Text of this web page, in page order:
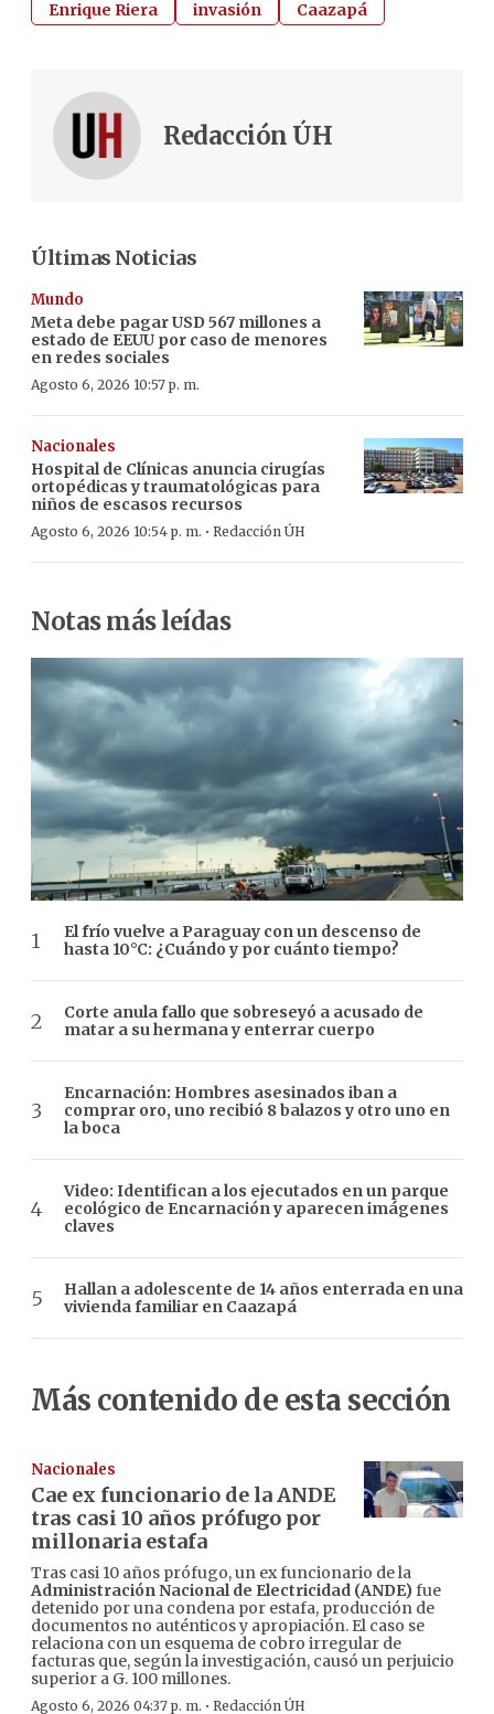
Enrique Riera invasión Caazapá
Redacción ÚH
Últimas Noticias
Mundo
Meta debe pagar USD 567 millones a
estado de EEUU por caso de menores
en redes sociales
Agosto 6, 2026 10:57 p. m.
Nacionales
Hospital de Clínicas anuncia cirugías
ortopédicas y traumatológicas para
niños de escasos recursos
Agosto 6, 2026 10:54 p. m. · Redacción ÚH
Notas más leídas
El frío vuelve a Paraguay con un descenso de
hasta 10°C: ¿Cuándo y por cuánto tiempo?
Corte anula fallo que sobreseyó a acusado de
matar a su hermana y enterrar cuerpo
Encarnación: Hombres asesinados iban a
comprar oro, uno recibió 8 balazos y otro uno en
la boca
Video: Identifican a los ejecutados en un parque
ecológico de Encarnación y aparecen imágenes
claves
Hallan a adolescente de 14 años enterrada en una
vivienda familiar en Caazapá
Más contenido de esta sección
Nacionales
Cae ex funcionario de la ANDE
tras casi 10 años prófugo por
millonaria estafa
Tras casi 10 años prófugo, un ex funcionario de la
Administración Nacional de Electricidad (ANDE)fue
detenido por una condena por estafa, producción de
documentos no auténticos y apropiación. El caso se
relaciona con un esquema de cobro irregular de
facturas que, según la investigación, causó un perjuicio
superior a G. 100 millones.
Agosto 6, 2026 04:37 p. m. · Redacción ÚH